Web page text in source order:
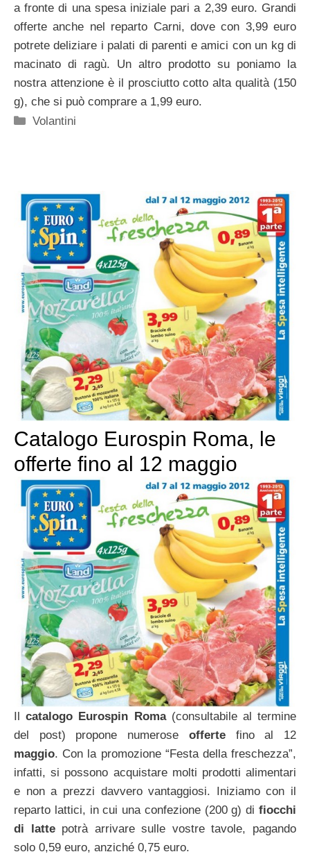
a fronte di una spesa iniziale pari a 2,39 euro. Grandi
offerte anche nel reparto Carni, dove con 3,99 euro
potrete deliziare i palati di parenti e amici con un kg di
macinato di ragù. Un altro prodotto su poniamo la
nostra attenzione è il prosciutto cotto alta qualità (150
g), che si può comprare a 1,99 euro.
Categorie
Volantini
Catalogo Eurospin Roma, le
offerte fino al 12 maggio
Ilcatalogo Eurospin Roma(consultabile al termine
del post) propone numerose offertefino al 12
maggio. Con la promozione “Festa della freschezza”,
infatti, si possono acquistare molti prodotti alimentari
e non a prezzi davvero vantaggiosi. Iniziamo con il
reparto lattici, in cui una confezione (200 g) di fiocchi
di lattepotrà arrivare sulle vostre tavole, pagando
solo 0,59 euro, anziché 0,75 euro.